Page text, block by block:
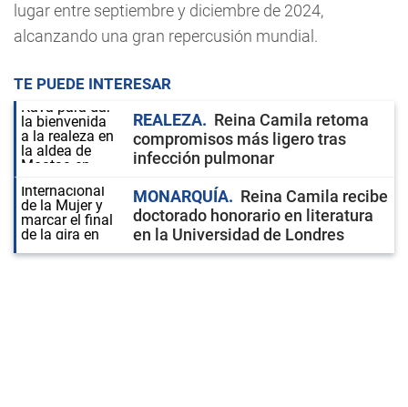
lugar entre septiembre y diciembre de 2024,
alcanzando una gran repercusión mundial.
TE PUEDE INTERESAR
REALEZA
Reina Camila retoma
compromisos más ligero tras
infección pulmonar
MONARQUÍA
Reina Camila recibe
doctorado honorario en literatura
en la Universidad de Londres